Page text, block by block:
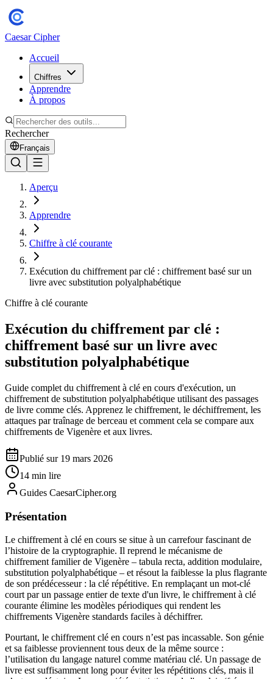
Caesar Cipher
Accueil
Chiffres
Apprendre
À propos
Rechercher
Français
Aperçu
Apprendre
Chiffre à clé courante
Exécution du chiffrement par clé : chiffrement basé sur un
livre avec substitution polyalphabétique
Chiffre à clé courante
Exécution du chiffrement par clé :
chiffrement basé sur un livre avec
substitution polyalphabétique
Guide complet du chiffrement à clé en cours d'exécution, un
chiffrement de substitution polyalphabétique utilisant des passages
de livre comme clés. Apprenez le chiffrement, le déchiffrement, les
attaques par traînage de berceau et comment cela se compare aux
chiffrements de Vigenère et aux livres.
Publié sur 19 mars 2026
14 min lire
Guides CaesarCipher.org
Présentation
Le chiffrement à clé en cours se situe à un carrefour fascinant de
l’histoire de la cryptographie. Il reprend le mécanisme de
chiffrement familier de Vigenère – tabula recta, addition modulaire,
substitution polyalphabétique – et résout la faiblesse la plus flagrante
de son prédécesseur : la clé répétitive. En remplaçant un mot-clé
court par un passage entier de texte d'un livre, le chiffrement à clé
courante élimine les modèles périodiques qui rendent les
chiffrements Vigenère standards faciles à déchiffrer.
Pourtant, le chiffrement clé en cours n’est pas incassable. Son génie
et sa faiblesse proviennent tous deux de la même source :
l’utilisation du langage naturel comme matériau clé. Un passage de
livre est suffisamment long pour éviter les répétitions clés, mais il